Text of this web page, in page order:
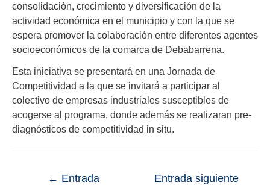
consolidación, crecimiento y diversificación de la
actividad económica en el municipio y con la que se
espera promover la colaboración entre diferentes agentes
socioeconómicos de la comarca de Debabarrena.
Esta iniciativa se presentará en una Jornada de
Competitividad a la que se invitará a participar al
colectivo de empresas industriales susceptibles de
acogerse al programa, donde además se realizaran pre-
diagnósticos de competitividad in situ.
← Entrada
Entrada siguiente